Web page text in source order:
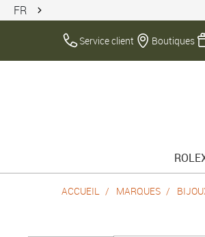
FR
Service client Boutiques
ACCUEIL MARQUES